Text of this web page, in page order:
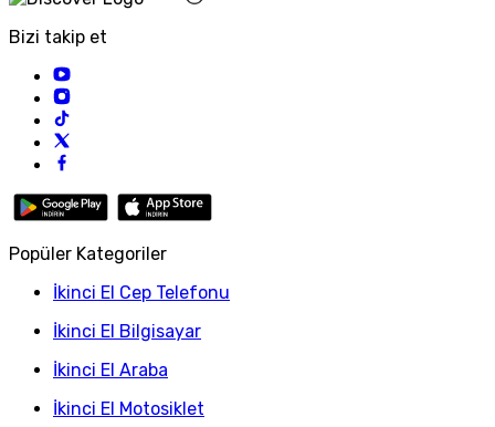
Bizi takip et
Popüler Kategoriler
İkinci El Cep Telefonu
İkinci El Bilgisayar
İkinci El Araba
İkinci El Motosiklet